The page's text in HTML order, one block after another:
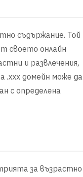
съдържание. Той
своето онлайн
и развлечения,
.xxx домейн може да
с определена
за възрастно